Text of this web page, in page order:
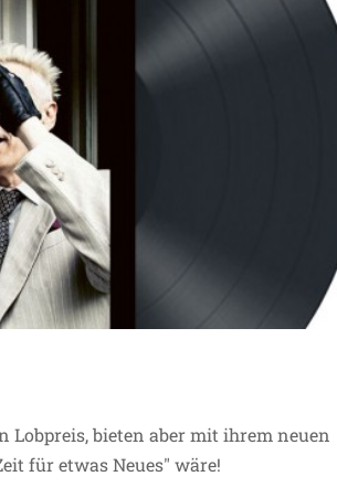
Lobpreis, bieten aber mit ihrem neuen
für etwas Neues" wäre!